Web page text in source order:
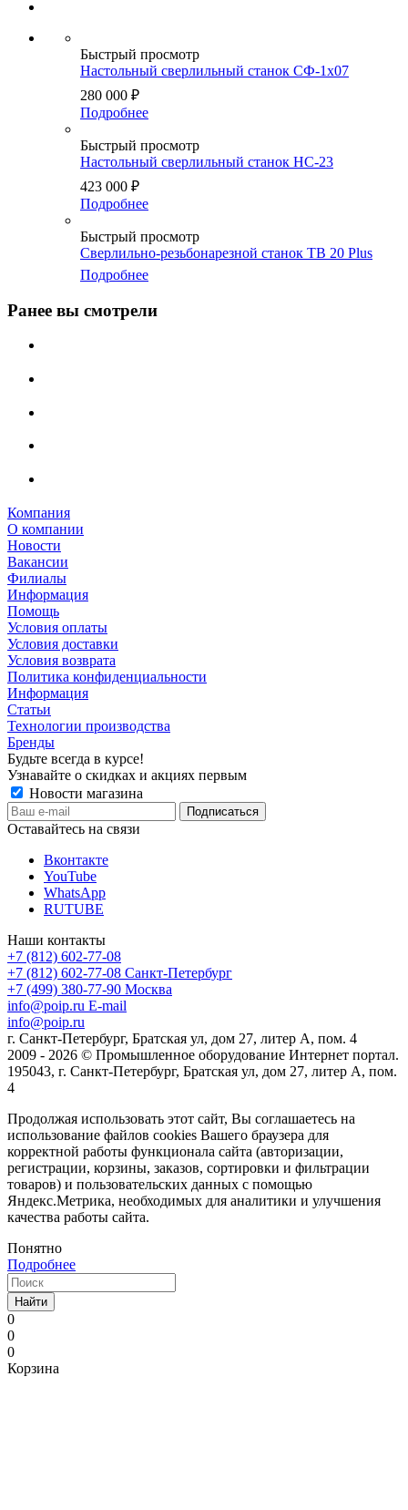
Быстрый просмотр
Настольный сверлильный станок СФ-1х07
280 000 ₽
Подробнее
Быстрый просмотр
Настольный сверлильный станок НС-23
423 000 ₽
Подробнее
Быстрый просмотр
Сверлильно-резьбонарезной станок TB 20 Plus
Подробнее
Ранее вы смотрели
Компания
О компании
Новости
Вакансии
Филиалы
Информация
Помощь
Условия оплаты
Условия доставки
Условия возврата
Политика конфиденциальности
Информация
Статьи
Технологии производства
Бренды
Будьте всегда в курсе!
Узнавайте о скидках и акциях первым
Новости магазина
Оставайтесь на связи
Вконтакте
YouTube
WhatsApp
RUTUBE
Наши контакты
+7 (812) 602-77-08
+7 (812) 602-77-08 Санкт-Петербург
+7 (499) 380-77-90 Москва
info@poip.ru E-mail
info@poip.ru
г. Санкт-Петербург, Братская ул, дом 27, литер А, пом. 4
2009 - 2026 © Промышленное оборудование Интернет портал.
195043, г. Санкт-Петербург, Братская ул, дом 27, литер А, пом.
4
Продолжая использовать этот сайт, Вы соглашаетесь на
использование файлов cookies Вашего браузера для
корректной работы функционала сайта (авторизации,
регистрации, корзины, заказов, сортировки и фильтрации
товаров) и пользовательских данных с помощью
Яндекс.Метрика, необходимых для аналитики и улучшения
качества работы сайта.
Понятно
Подробнее
Найти
0
0
0
Корзина